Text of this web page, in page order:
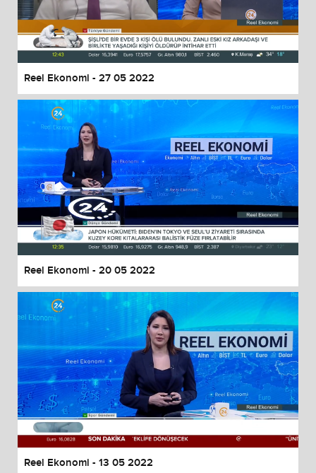
Reel Ekonomi - 27 05 2022
Reel Ekonomi - 20 05 2022
Reel Ekonomi - 13 05 2022